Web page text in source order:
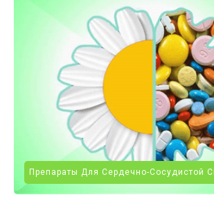
Препараты Для Сердечно-Сосудистой